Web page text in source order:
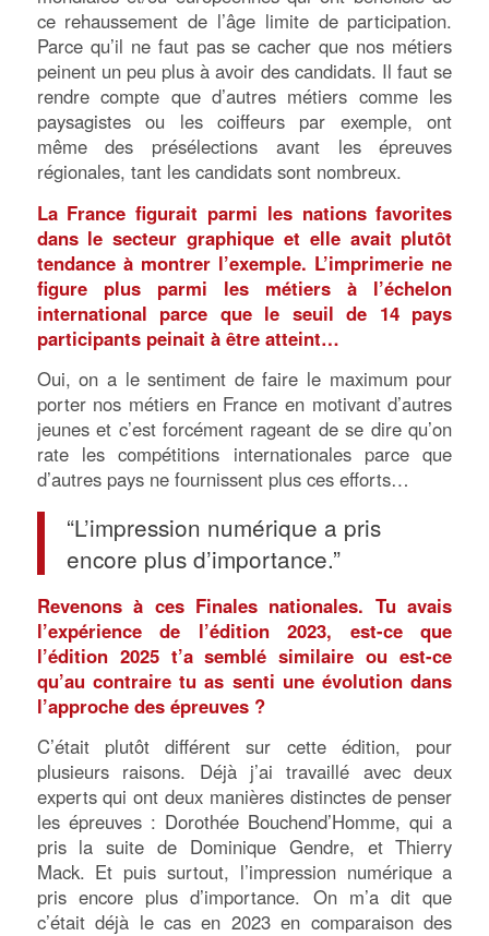
ce rehaussement de l’âge limite de participation.
Parce qu’il ne faut pas se cacher que nos métiers
peinent un peu plus à avoir des candidats. Il faut se
rendre compte que d’autres métiers comme les
paysagistes ou les coiffeurs par exemple, ont
même des présélections avant les épreuves
régionales, tant les candidats sont nombreux.
La France figurait parmi les nations favorites
dans le secteur graphique et elle avait plutôt
tendance à montrer l’exemple. L’imprimerie ne
figure plus parmi les métiers à l’échelon
international parce que le seuil de 14 pays
participants peinait à être atteint…
Oui, on a le sentiment de faire le maximum pour
porter nos métiers en France en motivant d’autres
jeunes et c’est forcément rageant de se dire qu’on
rate les compétitions internationales parce que
d’autres pays ne fournissent plus ces efforts…
“L’impression numérique a pris
encore plus d’importance.”
Revenons à ces Finales nationales. Tu avais
l’expérience de l’édition 2023, est-ce que
l’édition 2025 t’a semblé similaire ou est-ce
qu’au contraire tu as senti une évolution dans
l’approche des épreuves ?
C’était plutôt différent sur cette édition, pour
plusieurs raisons. Déjà j’ai travaillé avec deux
experts qui ont deux manières distinctes de penser
les épreuves : Dorothée Bouchend’Homme, qui a
pris la suite de Dominique Gendre, et Thierry
Mack. Et puis surtout, l’impression numérique a
pris encore plus d’importance. On m’a dit que
c’était déjà le cas en 2023 en comparaison des